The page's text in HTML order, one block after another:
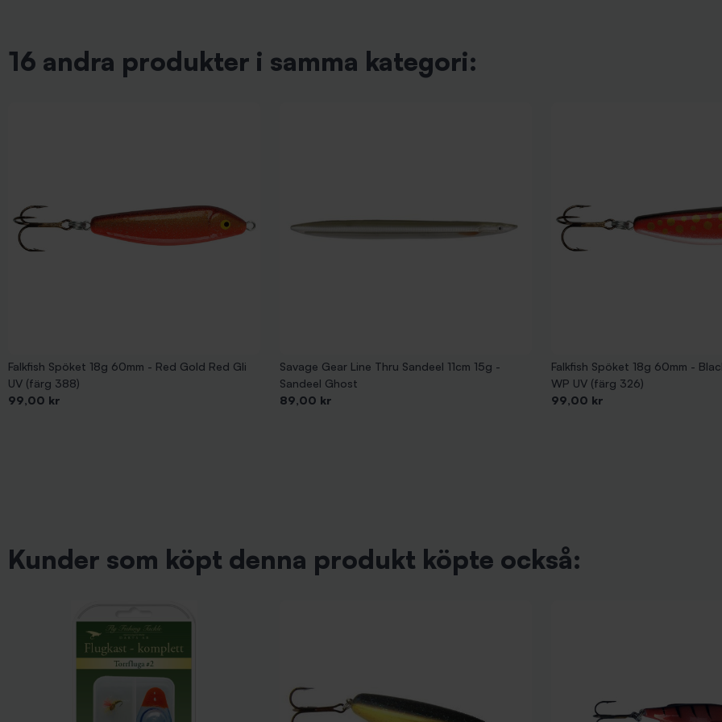
16 andra produkter i samma kategori:
Falkfish Spöket 18g 60mm - Red Gold Red Gli
UV (färg 388)
Pris
99,00 kr
Savage Gear Line Thru Sandeel 11cm 15g -
Sandeel Ghost
Pris
89,00 kr
Falkfish Spöket 18g 60mm -
WP UV (färg 326)
Pris
99,00 kr
Kunder som köpt denna produkt köpte också: